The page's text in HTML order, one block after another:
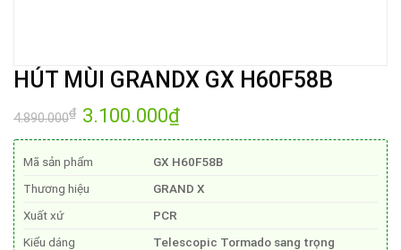
HÚT MÙI GRANDX GX H60F58B
4.890.000₫ Giá
gốc
là:
3.100.000₫Giá
tại
3.100.000₫.
Mã sản phẩm
GX H60F58B
Thương hiệu
GRAND X
Xuất xứ
PCR
Kiểu dáng
Telescopic Tormado sang trọng